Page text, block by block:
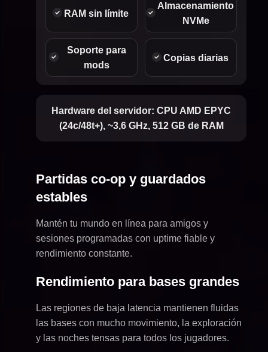
RAM sin límite
Almacenamiento
NVMe
Soporte para
mods
Copias diarias
Hardware del servidor: CPU AMD EPYC
(24c/48t+), ~3,6 GHz, 512 GB de RAM
Partidas co-op y guardados
estables
Mantén tu mundo en línea para amigos y
sesiones programadas con uptime fiable y
rendimiento constante.
Rendimiento para bases grandes
Las regiones de baja latencia mantienen fluidas
las bases con mucho movimiento, la exploración
y las noches tensas para todos los jugadores.